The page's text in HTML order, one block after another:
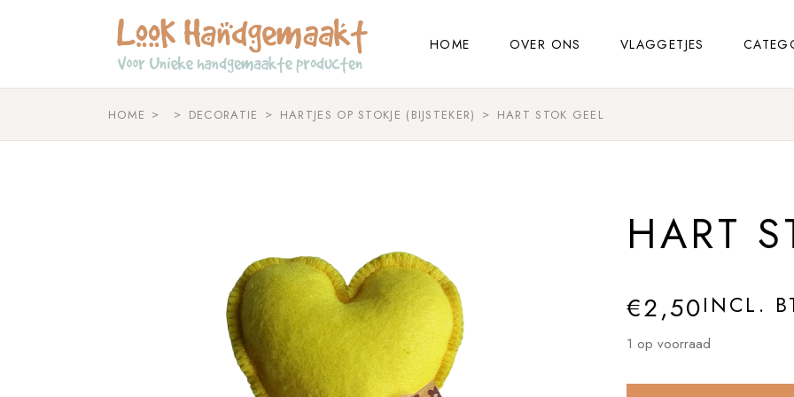
HOME OVER ONS VLAGGETJES
HOME DECORATIE HARTJES OP STOKJE (BIJSTEKER) HART STOK GEEL
HART
€2,50INCL.
1 op voorraad